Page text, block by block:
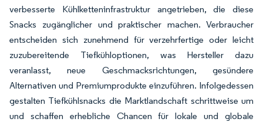
verbesserte Kühlketteninfrastruktur angetrieben, die diese
Snacks zugänglicher und praktischer machen. Verbraucher
entscheiden sich zunehmend für verzehrfertige oder leicht
zuzubereitende Tiefkühloptionen, was Hersteller dazu
veranlasst, neue Geschmacksrichtungen, gesündere
Alternativen und Premiumprodukte einzuführen. Infolgedessen
gestalten Tiefkühlsnacks die Marktlandschaft schrittweise um
und schaffen erhebliche Chancen für lokale und globale